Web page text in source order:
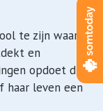
te zijn waar
en
opdoet die
haar leven een